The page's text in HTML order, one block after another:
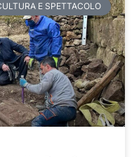
E SPETTACOLO